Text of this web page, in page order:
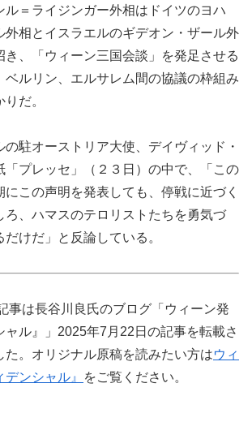
ル＝ライジンガー外相はドイツのヨハ
外相とイスラエルのギデオン・ザール外
き、「ウィーン三国会談」を発足させる
ベルリン、エルサレム間の協議の枠組み
だ。
の駐オーストリア大使、デイヴィッド・
「プレッセ」（２３日）の中で、「この
にこの声明を発表しても、停戦に近づく
ろ、ハマスのテロリストたちを勇気づ
けだ」と反論している。
事は長谷川良氏のブログ「ウィーン発
ャル』」2025年7月22日の記事を転載さ
た。オリジナル原稿を読みたい方はウィ
ンシャル』
をご覧ください。